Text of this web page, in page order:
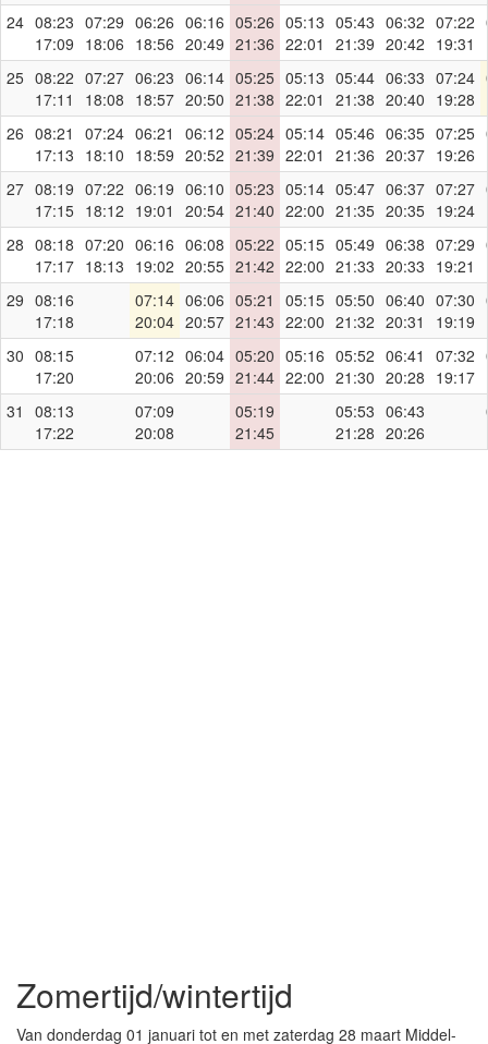
24 08:23
17:09
07:29
18:06
06:26
18:56
06:16
20:49
05:26
21:36
05:13
22:01
05:43
21:39
06:32
20:42
07:22
19:31
25 08:22
17:11
07:27
18:08
06:23
18:57
06:14
20:50
05:25
21:38
05:13
22:01
05:44
21:38
06:33
20:40
07:24
19:28
26 08:21
17:13
07:24
18:10
06:21
18:59
06:12
20:52
05:24
21:39
05:14
22:01
05:46
21:36
06:35
20:37
07:25
19:26
27 08:19
17:15
07:22
18:12
06:19
19:01
06:10
20:54
05:23
21:40
05:14
22:00
05:47
21:35
06:37
20:35
07:27
19:24
28 08:18
17:17
07:20
18:13
06:16
19:02
06:08
20:55
05:22
21:42
05:15
22:00
05:49
21:33
06:38
20:33
07:29
19:21
29 08:16
17:18
07:14
20:04
06:06
20:57
05:21
21:43
05:15
22:00
05:50
21:32
06:40
20:31
07:30
19:19
30 08:15
17:20
07:12
20:06
06:04
20:59
05:20
21:44
05:16
22:00
05:52
21:30
06:41
20:28
07:32
19:17
31
08:13
17:22
07:09
20:08
05:19
21:45
05:53
21:28
06:43
20:26
Zomertijd/wintertijd
Van donderdag 01 januari tot en met zaterdag 28 maart Middel-